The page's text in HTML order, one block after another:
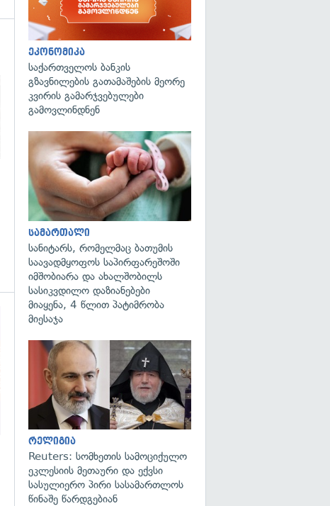
გადახედვა
ეკონომიკა
საქართველოს ბანკის
გზავნილების გათამაშების მეორე
კვირის გამარჯვებულები
გამოვლინდნენ
სამართალი
სანიტარს, რომელმაც ბათუმის
საავადმყოფოს საპირფარეშოში
იმშობიარა და ახალშობილს
სასიკვდილო დაზიანებები
მიაყენა, 4 წლით პატიმრობა
მიესაჯა
რელიგია
Reuters: სომხეთის სამოციქულო
ეკლესიის მეთაური და ექვსი
სასულიერო პირი სასამართლოს
წინაშე წარდგებიან